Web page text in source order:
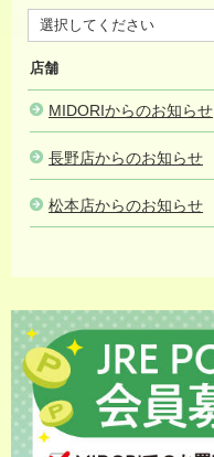
店舗
MIDORIからのお知らせ
長野店からのお知らせ
松本店からのお知らせ